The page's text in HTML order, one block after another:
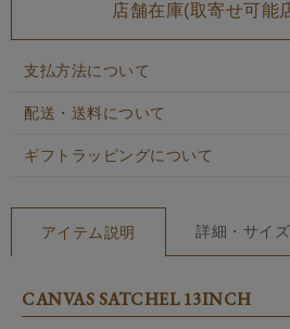
店舗在庫(取寄せ可能
支払方法について
配送・送料について
ギフトラッピングについて
アイテム説明 詳細・サイズ
CANVAS SATCHEL 13INCH